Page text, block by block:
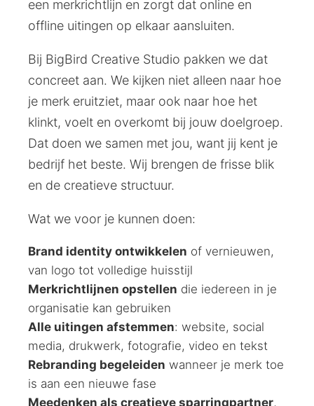
een merkrichtlijn en zorgt dat online en
offline uitingen op elkaar aansluiten.
Bij BigBird Creative Studio pakken we dat
concreet aan. We kijken niet alleen naar hoe
je merk eruitziet, maar ook naar hoe het
klinkt, voelt en overkomt bij jouw doelgroep.
Dat doen we samen met jou, want jij kent je
bedrijf het beste. Wij brengen de frisse blik
en de creatieve structuur.
Wat we voor je kunnen doen:
Brand identity ontwikkelen of vernieuwen,
van logo tot volledige huisstijl
Merkrichtlijnen opstellen die iedereen in je
organisatie kan gebruiken
Alle uitingen afstemmen: website, social
media, drukwerk, fotografie, video en tekst
Rebranding begeleiden wanneer je merk toe
is aan een nieuwe fase
Meedenken als creatieve sparringpartner,